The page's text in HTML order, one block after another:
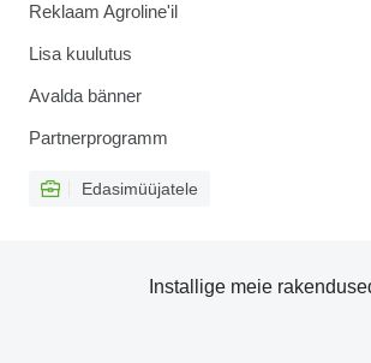
Reklaam Agroline'il
Lisa kuulutus
Avalda bänner
Partnerprogramm
Edasimüüjatele
Installige meie